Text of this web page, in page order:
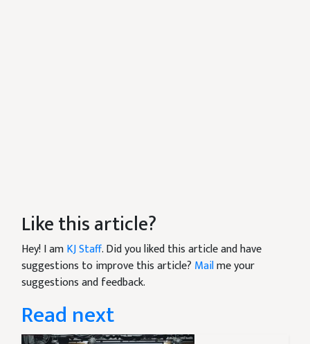
Like this article?
Hey! I amKJ Staff. Did you liked this article and have
suggestions to improve this article? Mailme your
suggestions and feedback.
Read next